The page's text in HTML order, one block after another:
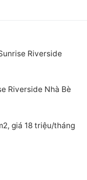
Riverside
Riverside Nhà Bè
giá 18 triệu/tháng